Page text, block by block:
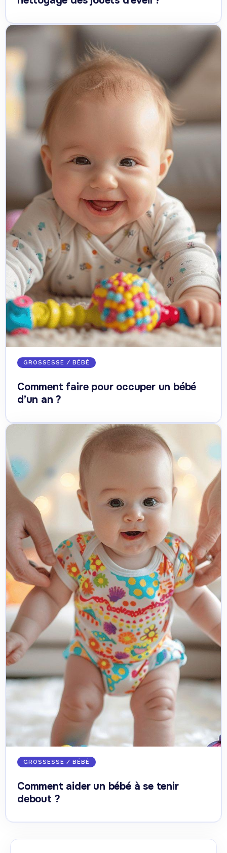
GROSSESSE / BÉBÉ
Comment faire pour occuper un bébé
d’un an ?
GROSSESSE / BÉBÉ
Comment aider un bébé à se tenir
debout ?